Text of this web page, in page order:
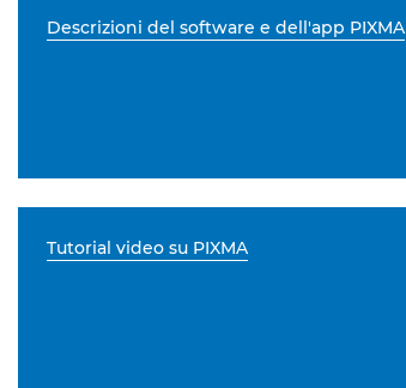
Descrizioni del software e dell'app PIXMA
Tutorial video su PIXMA